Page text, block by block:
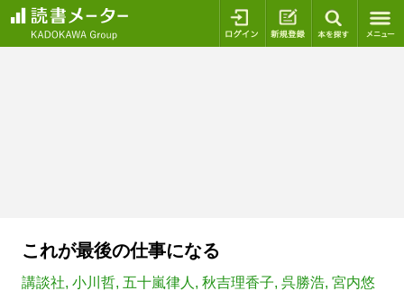
ログイン 新規登録
これが最後の仕事になる
講談社, 小川哲, 五十嵐律人 , 秋吉理香子, 呉勝浩, 宮内悠